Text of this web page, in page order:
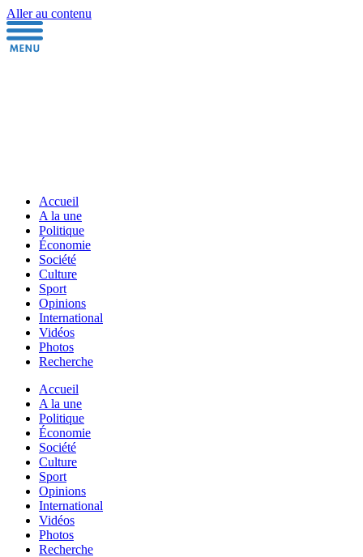
Aller au contenu
Accueil
A la une
Politique
Économie
Société
Culture
Sport
Opinions
International
Vidéos
Photos
Recherche
Accueil
A la une
Politique
Économie
Société
Culture
Sport
Opinions
International
Vidéos
Photos
Recherche